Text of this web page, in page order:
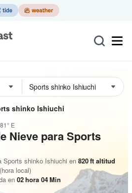
shinko Ishiuchi
E
Nieve para Sports
Sports shinko Ishiuchi en 820ft altitud
(hora local)
en 02hora 04Min